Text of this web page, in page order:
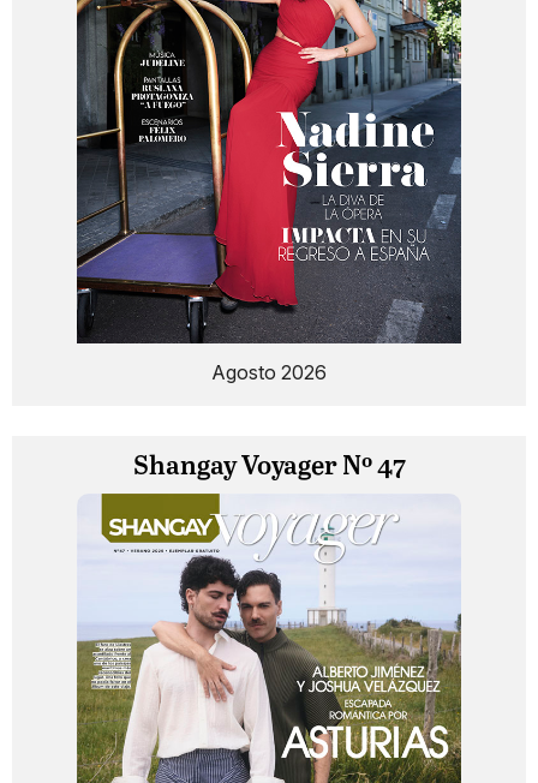
Agosto 2026
Shangay Voyager Nº 47